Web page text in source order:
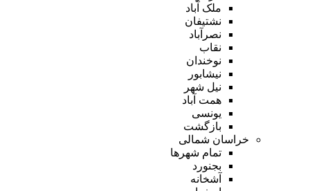
ملک آباد
نشتیفان
نصرآباد
نقاب
نوخندان
نیشابور
نیل شهر
همت آباد
یونسی
بازگشت
خراسان شمالی
تمام شهر‌ها
بجنورد
آشخانه